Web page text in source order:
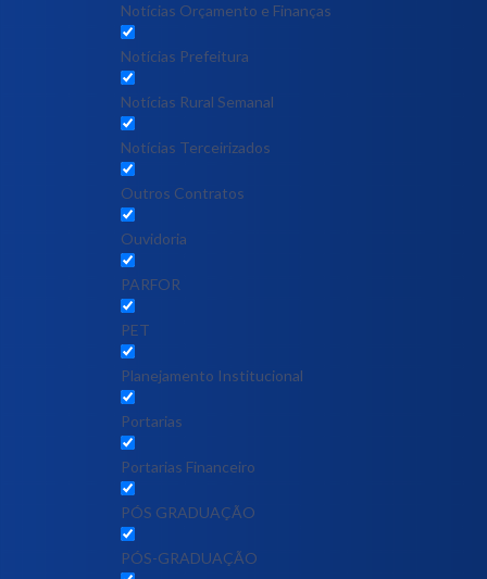
Notícias Orçamento e Finanças
Notícias Prefeitura
Notícias Rural Semanal
Notícias Terceirizados
Outros Contratos
Ouvidoria
PARFOR
PET
Planejamento Institucional
Portarias
Portarias Financeiro
PÓS GRADUAÇÃO
PÓS-GRADUAÇÃO